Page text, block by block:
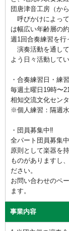
団唐津音工房（か
呼びかけによっ
は幅広い年齢層の
週1回合奏練習を行
演奏活動を通し
よう日々活動してい
・合奏練習日・練
毎週土曜日19時〜
相知交流文化セン
※個人練習：隔週
・団員募集中‼︎
全パート団員募集
原則として楽器を
ものがありますし
ださい。
お問い合わせのペ
ます。
事業内容